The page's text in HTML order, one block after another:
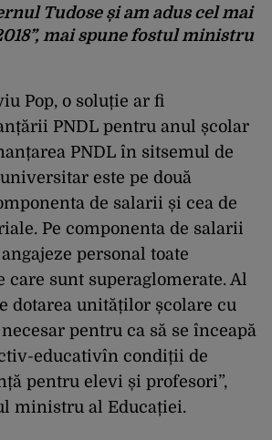
Tudose și am adus cel mai
mai spune fostul ministru
Pop, o soluție ar fi
PNDL pentru anul școlar
PNDL în sitsemul de
este pe două
de salarii și cea de
Pe componenta de salarii
personal toate
sunt superaglomerate. Al
dotarea unităților școlare cu
pentru ca să se înceapă
educativîn condiții de
pentru elevi și profesori”,
ministru al Educației.